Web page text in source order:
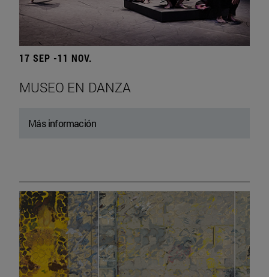
17 SEP -11 NOV.
MUSEO EN DANZA
Más información